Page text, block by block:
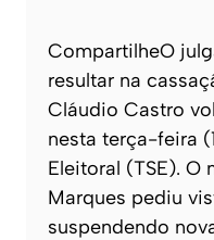
CompartilheO
resultar na
Cláudio Castro
nesta terça-feira
Eleitoral (TSE). O
Marques pediu
suspendendo